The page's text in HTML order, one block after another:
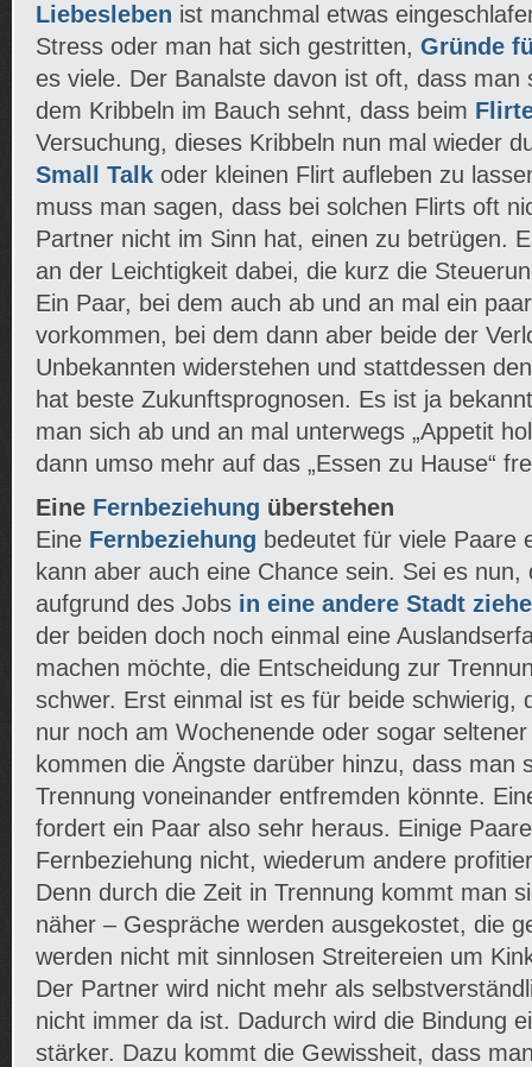
Liebesleben ist manchmal etwas
Stress oder man hat sich gestritten, Gründe
es viele. Der Banalste davon ist oft, dass man
dem Kribbeln im Bauch sehnt, dass beim
Versuchung, dieses Kribbeln nun mal wieder
Small Talk oder kleinen Flirt aufleben zu
muss man sagen, dass bei solchen Flirts oft
Partner nicht im Sinn hat, einen zu betrügen.
an der Leichtigkeit dabei, die kurz die
Ein Paar, bei dem auch ab und an mal ein
vorkommen, bei dem dann aber beide der
Unbekannten widerstehen und stattdessen
hat beste Zukunftsprognosen. Es ist ja
man sich ab und an mal unterwegs „Appetit
dann umso mehr auf das „Essen zu Hause“
Eine Fernbeziehung überstehen
Eine Fernbeziehung bedeutet für viele Paare
kann aber auch eine Chance sein. Sei es nun,
aufgrund des Jobs in eine andere Stadt
der beiden doch noch einmal eine
machen möchte, die Entscheidung zur
schwer. Erst einmal ist es für beide schwierig,
nur noch am Wochenende oder sogar
kommen die Ängste darüber hinzu, dass man
Trennung voneinander entfremden könnte.
fordert ein Paar also sehr heraus. Einige
Fernbeziehung nicht, wiederum andere
Denn durch die Zeit in Trennung kommt man
näher – Gespräche werden ausgekostet, die
werden nicht mit sinnlosen Streitereien um
Der Partner wird nicht mehr als
nicht immer da ist. Dadurch wird die Bindung
stärker. Dazu kommt die Gewissheit, dass